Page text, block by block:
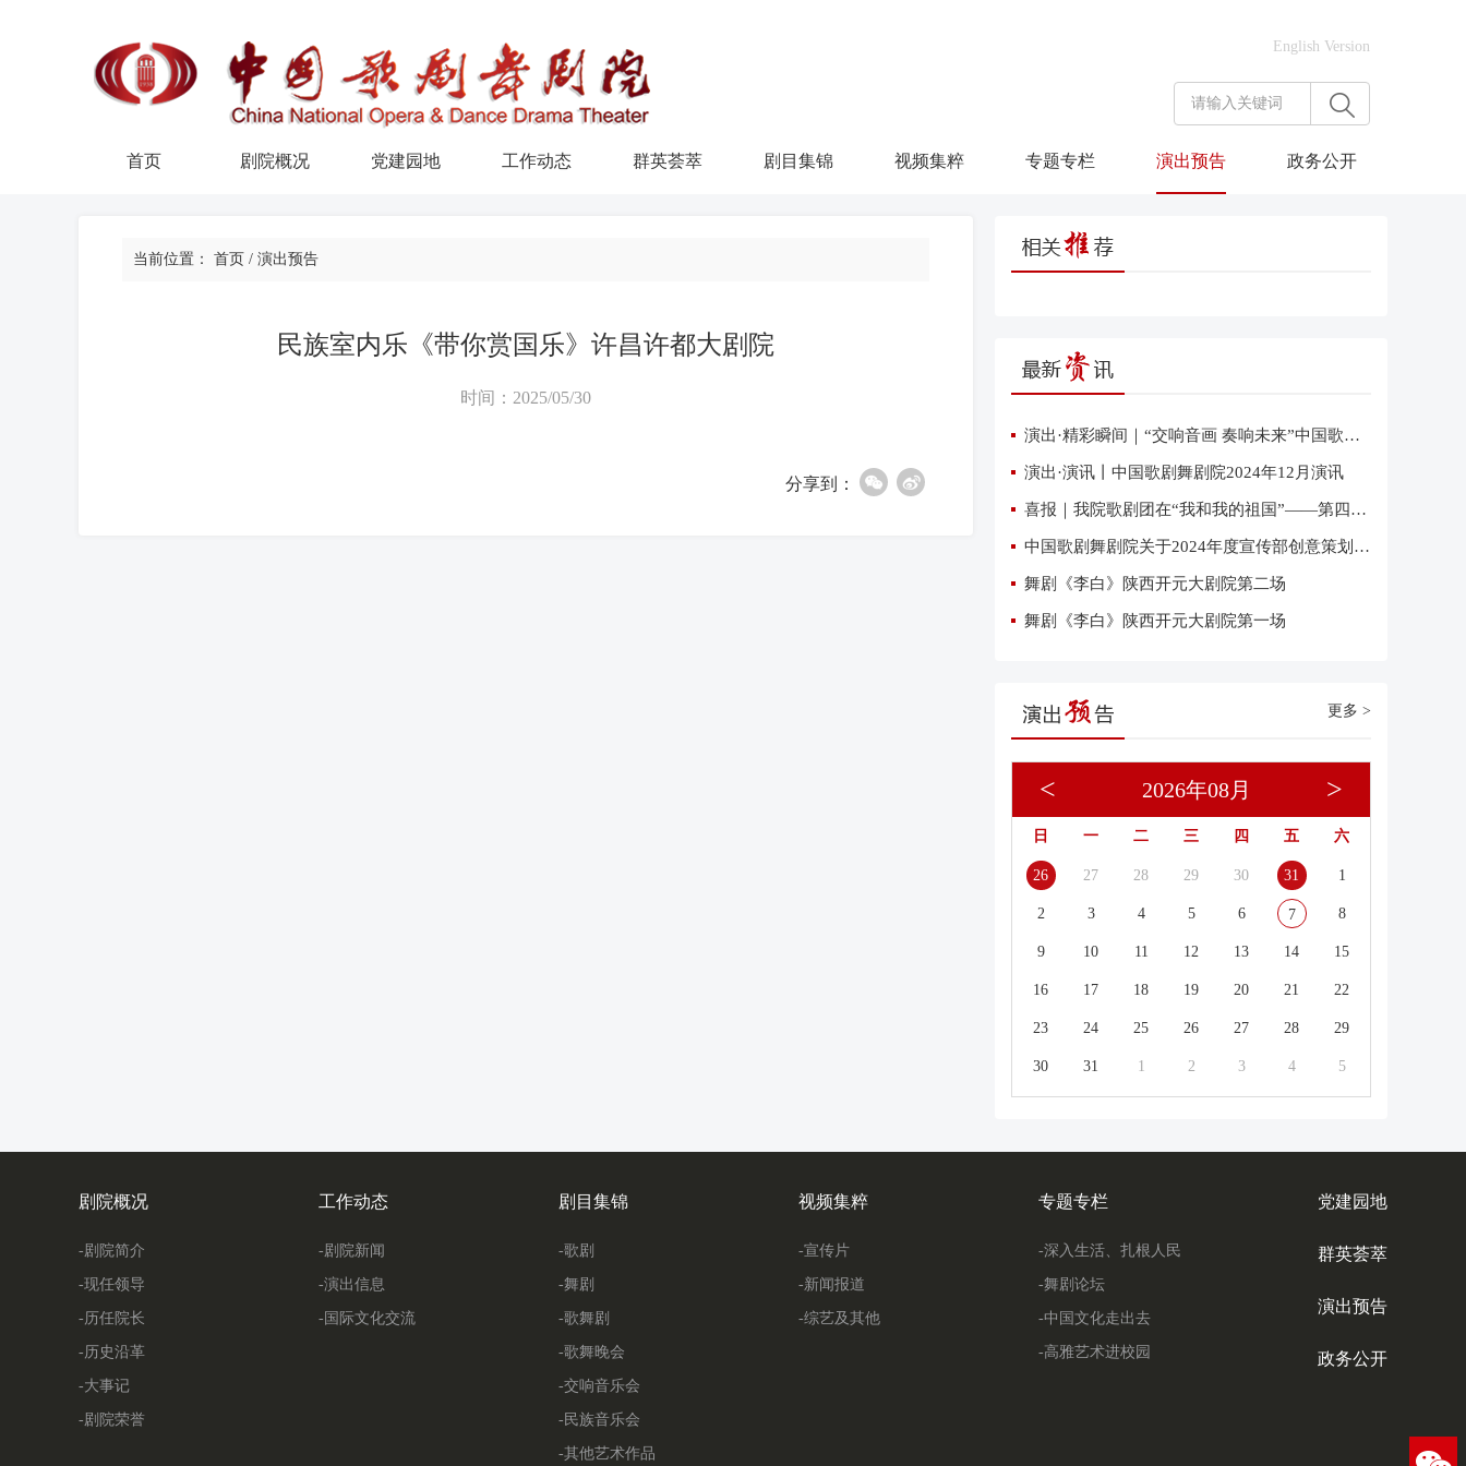
English Version
首页 剧院概况 党建园地 工作动态 群英荟萃 剧目集锦 视频集粹 专题专栏 演出预告 政务公开
当前位置： 首页 / 演出预告
民族室内乐《带你赏国乐》许昌许都大剧院
时间：2025/05/30
分享到：
演出·精彩瞬间｜“交响音画 奏响未来”中国歌剧舞剧院交响音乐会在雄安上演
演出·演讯丨中国歌剧舞剧院2024年12月演讯
喜报｜我院歌剧团在“我和我的祖国”——第四届优秀网络短视频大赛中荣获三项大奖
中国歌剧舞剧院关于2024年度宣传部创意策划复试有关事项的通知
舞剧《李白》陕西开元大剧院第二场
舞剧《李白》陕西开元大剧院第一场
更多 >
2026年08月
< >
日 一 二 三 四 五 六
26 27 28 29 30 31 1
2 3 4 5 6 7 8
9 10 11 12 13 14 15
16 17 18 19 20 21 22
23 24 25 26 27 28 29
30 31 1 2 3 4 5
剧院概况
-剧院简介
-现任领导
-历任院长
-历史沿革
-大事记
-剧院荣誉
工作动态
-剧院新闻
-演出信息
-国际文化交流
剧目集锦
-歌剧
-舞剧
-歌舞剧
-歌舞晚会
-交响音乐会
-民族音乐会
-其他艺术作品
视频集粹
-宣传片
-新闻报道
-综艺及其他
专题专栏
-深入生活、扎根人民
-舞剧论坛
-中国文化走出去
-高雅艺术进校园
党建园地
群英荟萃
演出预告
政务公开